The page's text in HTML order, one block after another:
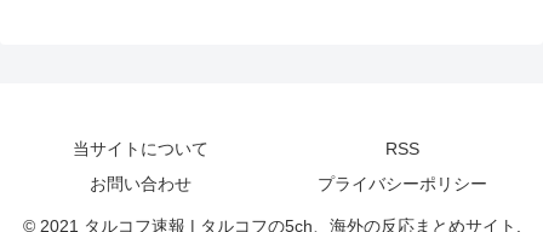
当サイトについて
RSS
お問い合わせ
プライバシーポリシー
© 2021 タルコフ速報 | タルコフの5ch、海外の反応まとめサイト.